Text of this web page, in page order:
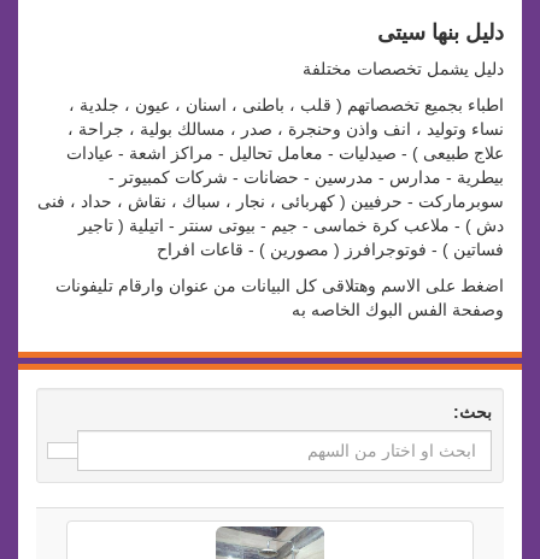
دليل بنها سيتى
دليل يشمل تخصصات مختلفة
اطباء بجميع تخصصاتهم ( قلب ، باطنى ، اسنان ، عيون ، جلدية ،
نساء وتوليد ، انف واذن وحنجرة ، صدر ، مسالك بولية ، جراحة ،
علاج طبيعى ) - صيدليات - معامل تحاليل - مراكز اشعة - عيادات
بيطرية - مدارس - مدرسين - حضانات - شركات كمبيوتر -
سوبرماركت - حرفيين ( كهربائى ، نجار ، سباك ، نقاش ، حداد ، فنى
دش ) - ملاعب كرة خماسى - جيم - بيوتى سنتر - اتيلية ( تاجير
فساتين ) - فوتوجرافرز ( مصورين ) - قاعات افراح
اضغط على الاسم وهتلاقى كل البيانات من عنوان وارقام تليفونات
وصفحة الفس البوك الخاصه به
بحث: